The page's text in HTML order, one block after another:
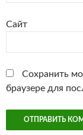
Сайт
Сохранить
браузере для